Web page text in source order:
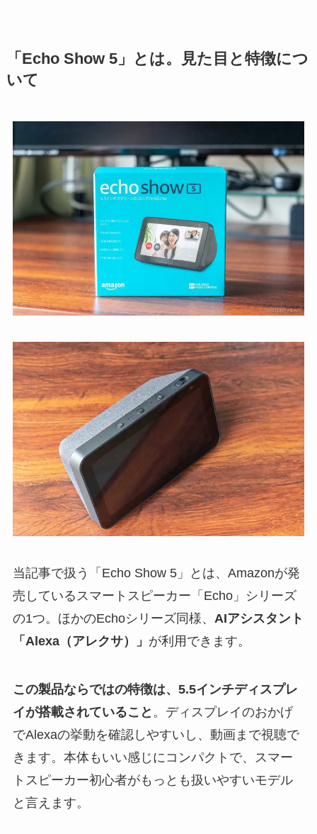
「Echo Show 5」とは。見た目と特徴につ
いて
当記事で扱う「Echo Show 5」とは、Amazonが発
売しているスマートスピーカー「Echo」シリーズ
の1つ。ほかのEchoシリーズ同様、 AIアシスタント
「Alexa（アレクサ）」 が利用できます。
この製品ならではの特徴は、5.5インチディスプレ
イが搭載されていること 。ディスプレイのおかげ
でAlexaの挙動を確認しやすいし、動画まで視聴で
きます。本体もいい感じにコンパクトで、スマー
トスピーカー初心者がもっとも扱いやすいモデル
と言えます。